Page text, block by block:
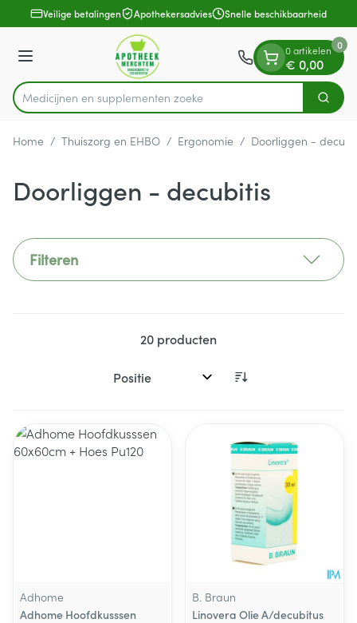
Ga naar de inhoud
1 van 1Veilige betalingen Apothekersadvies Snelle beschikbaarheid
Menu
Product, merk, categorie...
Medicijnen en su Zoek
0 artikelen
€ 0,00
0
Home / Thuiszorg en EHBO / Ergonomie / Doorliggen -
Doorliggen - decubitis
Filteren
20 producten
Sorteer op:
Adhome
Adhome Hoofdkusssen
B. Braun
Linovera Olie A/decubitus